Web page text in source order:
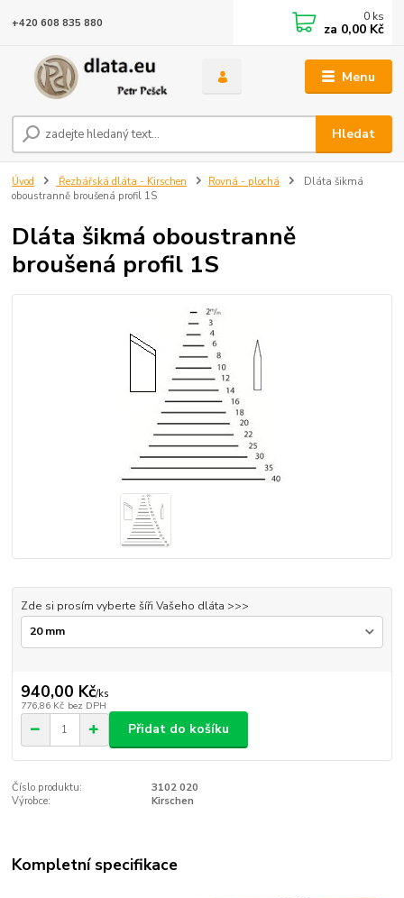
Menu
Hledat
+420 608 835 880 0 ks
za 0,00 Kč
Úvod Řezbářská dláta - Kirschen Rovná - plochá
Dláta šikmá
oboustranně broušená profil 1S
Dláta šikmá oboustranně
broušená profil 1S
Zde si prosím vyberte šíři Vašeho dláta >>>
940,00 Kč/ks
776,86 Kč bez DPH
Přidat do košíku
Číslo produktu:
3102 020
Výrobce:
Kirschen
Kompletní specifikace